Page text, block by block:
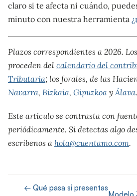
claro si te afecta ni cuándo,
minuto con nuestra herramienta
Plazos correspondientes a 2026.
proceden del calendario del
Tributaria; los forales, de las
Navarra, Bizkaia, Gipuzkoa yÁlava.
Este artículo se contrasta con
periódicamente. Si detectas algo
escríbenos a hola@cuentamo.com.
← Qué pasa si presentas